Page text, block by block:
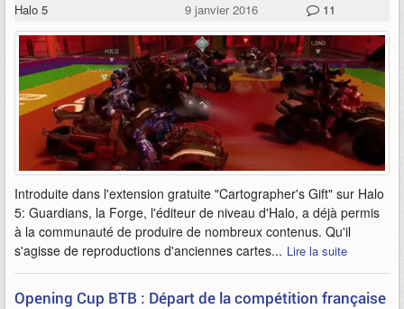
Halo 5 9 janvier 2016 11
Introduite dans l'extension gratuite "Cartographer's Gift" sur Halo
5: Guardians, la Forge, l'éditeur de niveau d'Halo, a déjà permis
à la communauté de produire de nombreux contenus. Qu'il
s'agisse de reproductions d'anciennes cartes... Lire la suite
Opening Cup BTB : Départ de la compétition française